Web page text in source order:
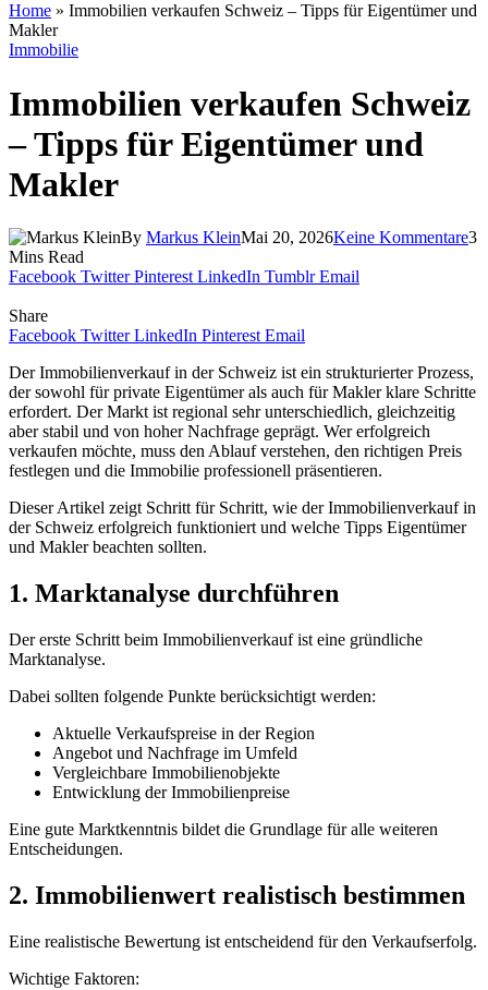
Home » Immobilien verkaufen Schweiz – Tipps für Eigentümer und
Makler
Immobilie
Immobilien verkaufen Schweiz
– Tipps für Eigentümer und
Makler
By Markus KleinMai 20, 2026Keine Kommentare3
Mins Read
Facebook Twitter Pinterest LinkedIn Tumblr Email
Share
Facebook Twitter LinkedIn Pinterest Email
Der Immobilienverkauf in der Schweiz ist ein strukturierter Prozess,
der sowohl für private Eigentümer als auch für Makler klare Schritte
erfordert. Der Markt ist regional sehr unterschiedlich, gleichzeitig
aber stabil und von hoher Nachfrage geprägt. Wer erfolgreich
verkaufen möchte, muss den Ablauf verstehen, den richtigen Preis
festlegen und die Immobilie professionell präsentieren.
Dieser Artikel zeigt Schritt für Schritt, wie der Immobilienverkauf in
der Schweiz erfolgreich funktioniert und welche Tipps Eigentümer
und Makler beachten sollten.
1. Marktanalyse durchführen
Der erste Schritt beim Immobilienverkauf ist eine gründliche
Marktanalyse.
Dabei sollten folgende Punkte berücksichtigt werden:
Aktuelle Verkaufspreise in der Region
Angebot und Nachfrage im Umfeld
Vergleichbare Immobilienobjekte
Entwicklung der Immobilienpreise
Eine gute Marktkenntnis bildet die Grundlage für alle weiteren
Entscheidungen.
2. Immobilienwert realistisch bestimmen
Eine realistische Bewertung ist entscheidend für den Verkaufserfolg.
Wichtige Faktoren: